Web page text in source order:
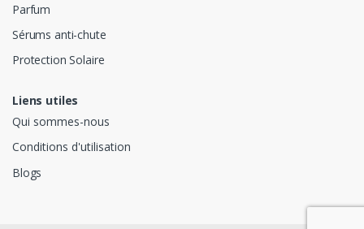
Parfum
Sérums anti-chute
Protection Solaire
Liens utiles
Qui sommes-nous
Conditions d'utilisation
Blogs